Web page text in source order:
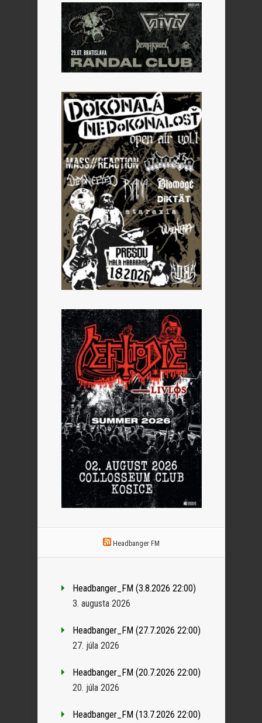
Headbanger FM
Headbanger_FM (3.8.2026 22:00)
3. augusta 2026
Headbanger_FM (27.7.2026 22:00)
27. júla 2026
Headbanger_FM (20.7.2026 22:00)
20. júla 2026
Headbanger_FM (13.7.2026 22:00)